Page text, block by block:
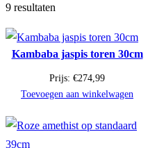
9 resultaten
Kambaba jaspis toren 30cm
Prijs: €274,99
Toevoegen aan winkelwagen